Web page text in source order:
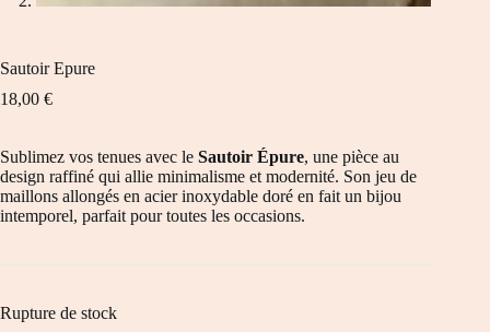
Sautoir Epure
18,00 €
Sublimez vos tenues avec le Sautoir Épure, une pièce au
design raffiné qui allie minimalisme et modernité. Son jeu de
maillons allongés en acier inoxydable doré en fait un bijou
intemporel, parfait pour toutes les occasions.
Rupture de stock